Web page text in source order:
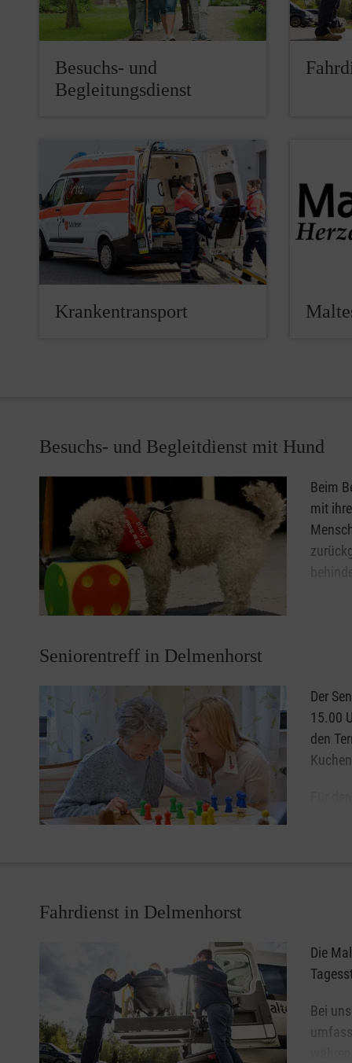
Besuchs- und
Begleitungsdienst
Krankentransport
Besuchs- und Begleitdienst mit Hund
Beim
mit
Sie
Delmenhorst, in der Sie sich einen regelmäßigen
Seniorentreff in Delmenhorst
Der
15.00
den
Fahrdienst in Delmenhorst
Die
Bei